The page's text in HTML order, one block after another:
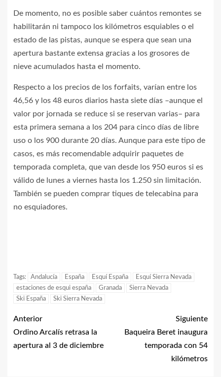
De momento, no es posible saber cuántos remontes se
habilitarán ni tampoco los kilómetros esquiables o el
estado de las pistas, aunque se espera que sean una
apertura bastante extensa gracias a los grosores de
nieve acumulados hasta el momento.
Respecto a los precios de los forfaits, varían entre los
46,56 y los 48 euros diarios hasta siete días –aunque el
valor por jornada se reduce si se reservan varias– para
esta primera semana a los 204 para cinco días de libre
uso o los 900 durante 20 días. Aunque para este tipo de
casos, es más recomendable adquirir paquetes de
temporada completa, que van desde los 950 euros si es
válido de lunes a viernes hasta los 1.250 sin limitación.
También se pueden comprar tiques de telecabina para
no esquiadores.
Tags: Andalucía España Esquí España
Esquí Sierra Nevada
estaciones de esqui españa
Granada
Sierra Nevada
Ski España
Ski Sierra Nevada
Anterior
Ordino Arcalís retrasa la
apertura al 3 de diciembre
Siguiente
Baqueira Beret inaugura
temporada con 54
kilómetros